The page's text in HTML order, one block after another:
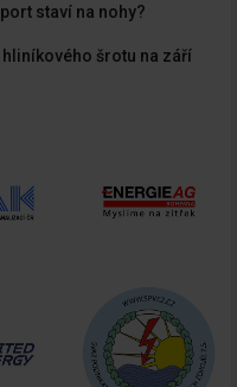
staví na nohy?
šrotu na září